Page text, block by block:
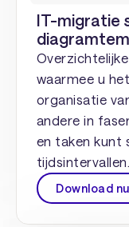
IT-migratie
waarmee u
organisatie
andere in
en taken kunt
tijdsintervallen.
Download nu